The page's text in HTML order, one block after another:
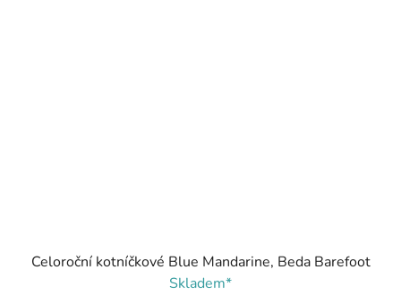
Celoroční kotníčkové Blue Mandarine, Beda Barefoot
Skladem*